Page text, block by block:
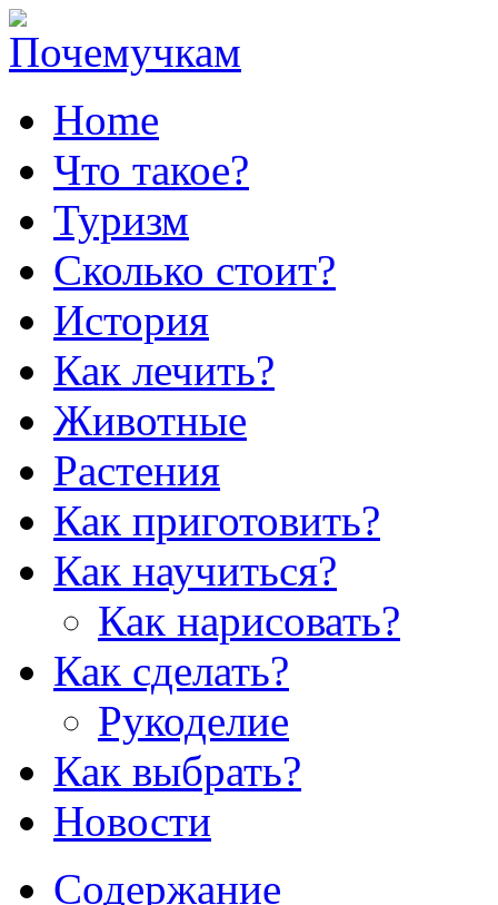
Home
Что такое?
Туризм
Сколько стоит?
История
Как лечить?
Животные
Растения
Как приготовить?
Как научиться?
Как нарисовать?
Как сделать?
Рукоделие
Как выбрать?
Новости
Содержание